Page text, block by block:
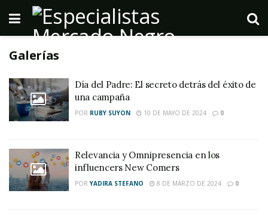
Galerías
Día del Padre: El secreto detrás del éxito de
una campaña
POR RUBY SUYON 10 DE MAYO DE 2024 0
Relevancia y Omnipresencia en los
influencers New Comers
POR YADIRA STEFANO 8 DE MARZO DE 2024 0